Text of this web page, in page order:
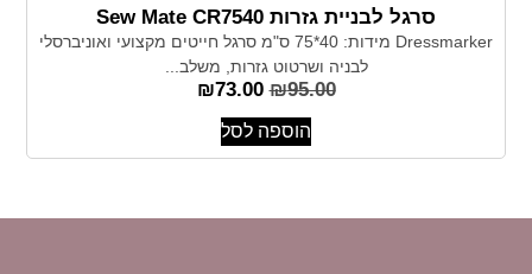
סרגל לבניית גזרות Sew Mate CR7540
Dressmarker מידות: 40*75 ס"מ סרגל חייטים מקצועי ואוניברסלי
לבניה ושרטוט גזרות, משלב...
₪95.00
₪73.00
הוספה לסל